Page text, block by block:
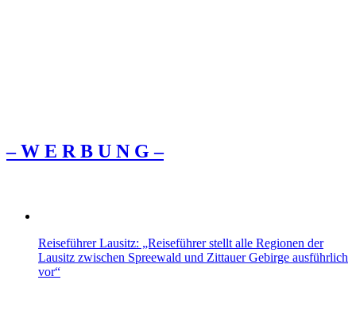
– W Ε R Β U Ν G –
Reiseführer Lausitz: „Reiseführer stellt alle Regionen der
Lausitz zwischen Spreewald und Zittauer Gebirge ausführlich
vor“